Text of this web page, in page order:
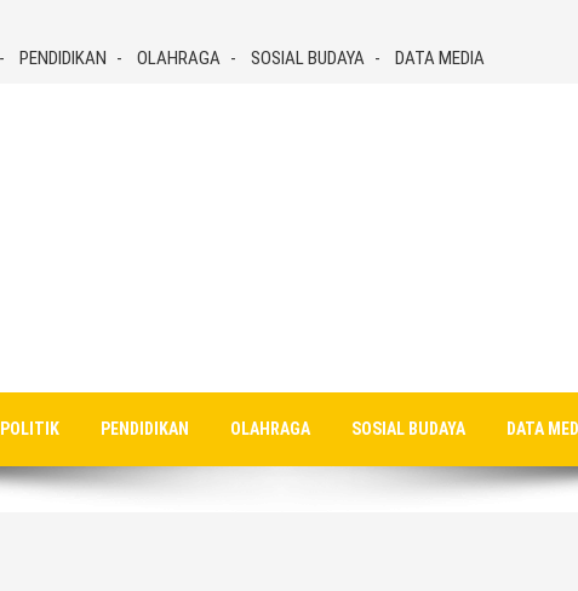
PENDIDIKAN OLAHRAGA SOSIAL BUDAYA DATA MEDIA
POLITIK PENDIDIKAN OLAHRAGA SOSIAL BUDAYA DATA